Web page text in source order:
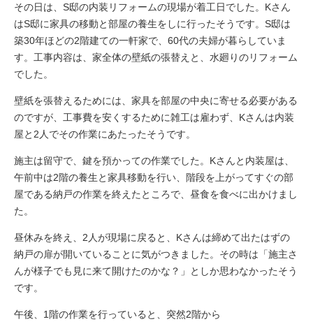
その日は、S邸の内装リフォームの現場が着工日でした。Kさん
はS邸に家具の移動と部屋の養生をしに行ったそうです。S邸は
築30年ほどの2階建ての一軒家で、60代の夫婦が暮らしていま
す。工事内容は、家全体の壁紙の張替えと、水廻りのリフォーム
でした。
壁紙を張替えるためには、家具を部屋の中央に寄せる必要がある
のですが、工事費を安くするために雑工は雇わず、Kさんは内装
屋と2人でその作業にあたったそうです。
施主は留守で、鍵を預かっての作業でした。Kさんと内装屋は、
午前中は2階の養生と家具移動を行い、階段を上がってすぐの部
屋である納戸の作業を終えたところで、昼食を食べに出かけまし
た。
昼休みを終え、2人が現場に戻ると、Kさんは締めて出たはずの
納戸の扉が開いていることに気がつきました。その時は「施主さ
んが様子でも見に来て開けたのかな？」としか思わなかったそう
です。
午後、1階の作業を行っていると、突然2階から